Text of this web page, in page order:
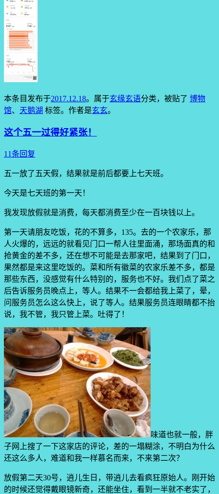
本条目发布于2017.12.18。属于玄缘玄语分类，被贴了 博物
馆、 天鹅湖 标签。 作者是玄玄。
这个五一过得好紧张！
11条回复
五一放了五天假，结果就是前后都要上七天班。
今天是七天班的第一天！
我发现放假就是消费，每天都消费至少在一百块钱以上。
第一天请朋友吃饭，花的不算多，135。去的一个农家乐，那
人火爆的，远远的就看见门口一帮人往里面涌，那场面真的和
抢黄金的差不多，还在想不可能是去那家吧，结果到了门口，
果然都是来这里吃饭的。菜和所有徽菜的农家乐差不多，都是
那些东西，没感觉有什么特别的，服务也不好。我们点了菜之
后告诉服务员晚点上，等人。结果不一会都给我上菜了，晕，
问服务员怎么这么快上，说了等人。结果服务员连眼睛都不抬
说，我不管，我只管上菜。吐得了！
味道也就一般，胖
子网上搜了一下这家店的评论，差的一塌糊涂，不明白为什么
还这么多人，难道和我一样慕名而来，不来第二次？
放假第二天30号，逍儿生日，带逍儿去看疯狂原始人。刚开始
的时候还觉得戴眼镜新奇，还能坐住，看到一半就不老实了，